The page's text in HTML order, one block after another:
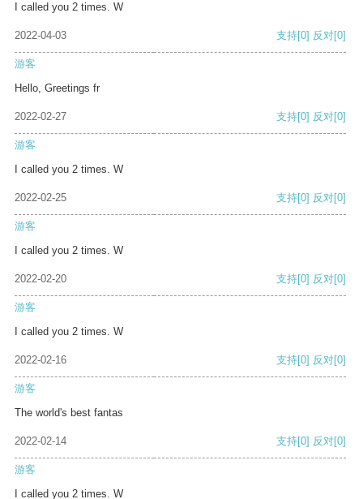
I called you 2 times. W
2022-04-03 支持[0] 反对[0]
游客
Hello, Greetings fr
2022-02-27 支持[0] 反对[0]
游客
I called you 2 times. W
2022-02-25 支持[0] 反对[0]
游客
I called you 2 times. W
2022-02-20 支持[0] 反对[0]
游客
I called you 2 times. W
2022-02-16 支持[0] 反对[0]
游客
The world's best fantas
2022-02-14 支持[0] 反对[0]
游客
I called you 2 times. W